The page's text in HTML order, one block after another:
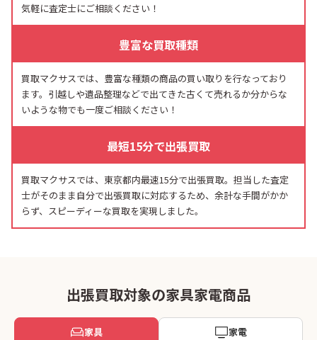
気軽に査定士にご相談ください！
豊富な買取種類
買取マクサスでは、豊富な種類の商品の買い取りを行なっており
ます。引越しや遺品整理などで出てきた古くて売れるか分からな
いような物でも一度ご相談ください！
最短15分で出張買取
買取マクサスでは、東京都内最速15分で出張買取。担当した査定
士がそのまま自分で出張買取に対応するため、余計な手間がかか
らず、スピーディーな買取を実現しました。
出張買取対象の家具家電商品
家具 家電